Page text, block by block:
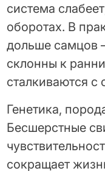
система
оборотах. В
дольше самцов
склонны к
сталкиваются с
Генетика,
Бесшерстные
сокращает